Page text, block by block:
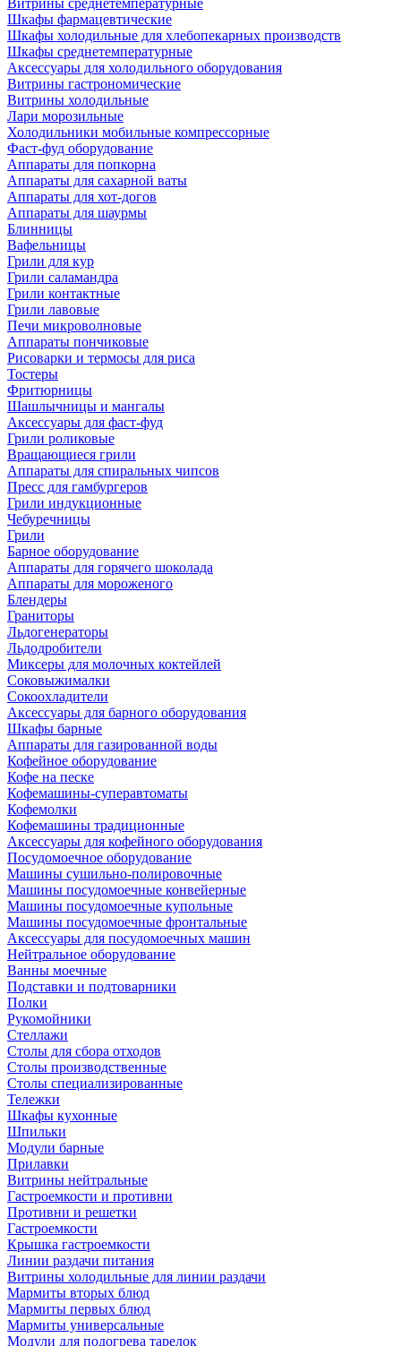
Витрины среднетемпературные
Шкафы фармацевтические
Шкафы холодильные для хлебопекарных производств
Шкафы среднетемпературные
Аксессуары для холодильного оборудования
Витрины гастрономические
Витрины холодильные
Лари морозильные
Холодильники мобильные компрессорные
Фаст-фуд оборудование
Аппараты для попкорна
Аппараты для сахарной ваты
Аппараты для хот-догов
Аппараты для шаурмы
Блинницы
Вафельницы
Грили для кур
Грили саламандра
Грили контактные
Грили лавовые
Печи микроволновые
Аппараты пончиковые
Рисоварки и термосы для риса
Тостеры
Фритюрницы
Шашлычницы и мангалы
Аксессуары для фаст-фуд
Грили роликовые
Вращающиеся грили
Аппараты для спиральных чипсов
Пресс для гамбургеров
Грили индукционные
Чебуречницы
Грили
Барное оборудование
Аппараты для горячего шоколада
Аппараты для мороженого
Блендеры
Граниторы
Льдогенераторы
Льдодробители
Миксеры для молочных коктейлей
Соковыжималки
Сокоохладители
Аксессуары для барного оборудования
Шкафы барные
Аппараты для газированной воды
Кофейное оборудование
Кофе на песке
Кофемашины-суперавтоматы
Кофемолки
Кофемашины традиционные
Аксессуары для кофейного оборудования
Посудомоечное оборудование
Машины сушильно-полировочные
Машины посудомоечные конвейерные
Машины посудомоечные купольные
Машины посудомоечные фронтальные
Аксессуары для посудомоечных машин
Нейтральное оборудование
Ванны моечные
Подставки и подтоварники
Полки
Рукомойники
Стеллажи
Столы для сбора отходов
Столы производственные
Столы специализированные
Тележки
Шкафы кухонные
Шпильки
Модули барные
Прилавки
Витрины нейтральные
Гастроемкости и противни
Противни и решетки
Гастроемкости
Крышка гастроемкости
Линии раздачи питания
Витрины холодильные для линии раздачи
Мармиты вторых блюд
Мармиты первых блюд
Мармиты универсальные
Модули для подогрева тарелок